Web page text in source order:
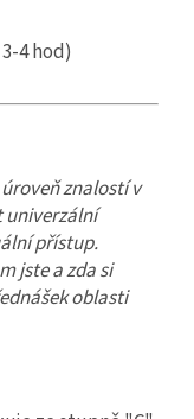
4 hod)
znalostí v
univerzální
přístup.
jste a zda si
oblasti